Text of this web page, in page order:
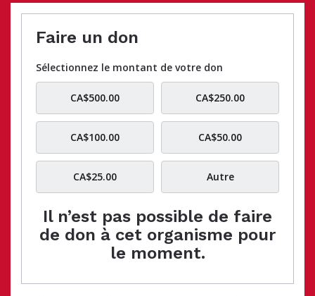
Faire un don
Sélectionnez le montant de votre don
CA$500.00 CA$250.00
CA$100.00 CA$50.00
CA$25.00 Autre
Il n’est pas possible de faire
de don à cet organisme pour
le moment.